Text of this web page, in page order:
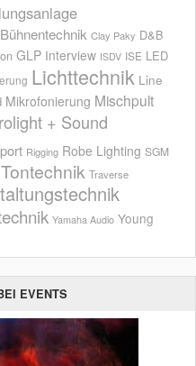
Bühnentechnik Clay Paky D&B
GLP Interview ISDV ISE LED
Lichttechnik Line
Mikrofonierung Mischpult
+ Sound
Rigging Robe Lighting SGM
Tontechnik Traverse
Yamaha Audio Young
EVENTS